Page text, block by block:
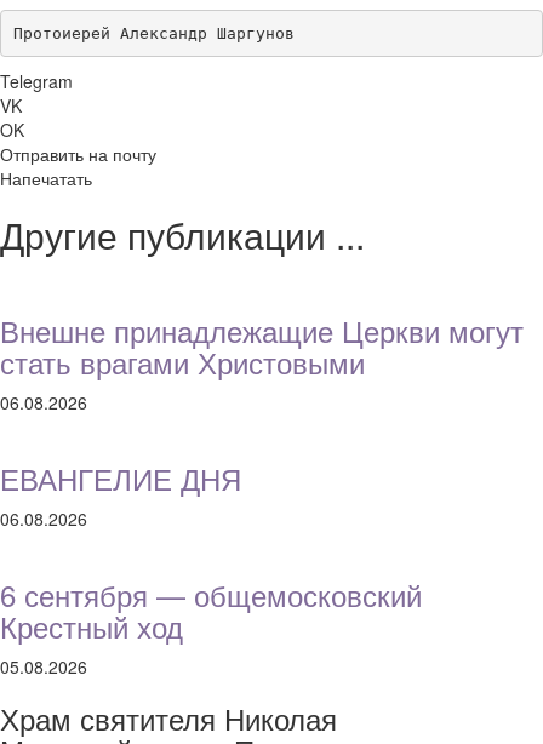
Протоиерей Александр Шаргунов
Telegram
VK
OK
Отправить на почту
Напечатать
Другие публикации ...
Внешне принадлежащие Церкви могут
стать врагами Христовыми
06.08.2026
ЕВАНГЕЛИЕ ДНЯ
06.08.2026
6 сентября — общемосковский
Крестный ход
05.08.2026
Храм святителя Николая